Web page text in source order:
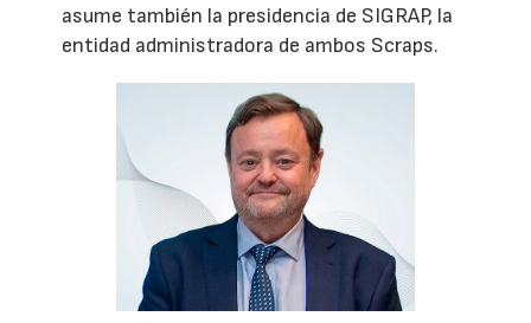
asume también la presidencia de SIGRAP, la
entidad administradora de ambos Scraps.